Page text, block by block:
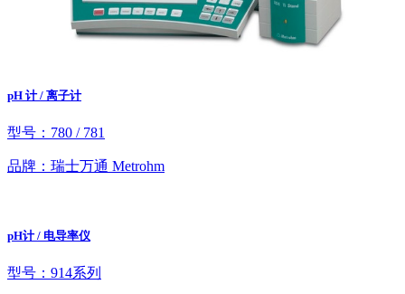
pH 计 / 离子计
型号：780 / 781
品牌：瑞士万通 Metrohm
pH计 / 电导率仪
型号：914系列